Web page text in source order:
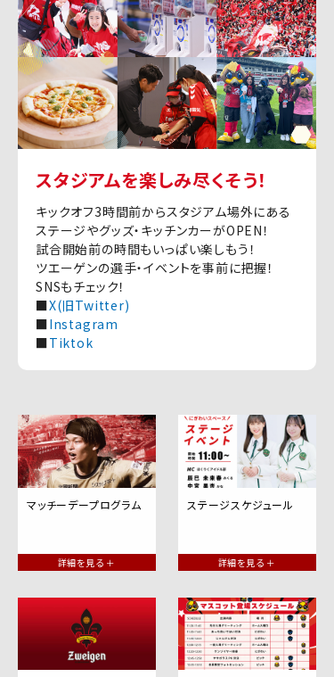
スタジアムを楽しみ尽くそう！
キックオフ3時間前からスタジアム場外にある
ステージやグッズ・キッチンカーがOPEN！
試合開始前の時間もいっぱい楽しもう！
ツエーゲンの選手・イベントを事前に把握！
SNSもチェック！
■X(旧Twitter)
■Instagram
■Tiktok
マッチーデープログラム
詳細を見る ＋
ステージスケジュール
詳細を見る ＋